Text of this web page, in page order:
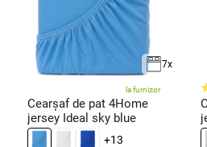
7x
la furnizor
Cearșaf de pat 4Home
jersey Ideal sky blue
+13